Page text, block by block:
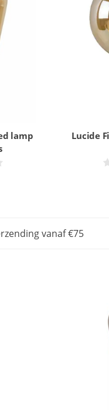
lamp
Lucide
vanaf €75